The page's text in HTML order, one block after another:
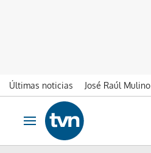
Últimas noticias José Raúl Mulino
Ir al contenido
Obrir navegació